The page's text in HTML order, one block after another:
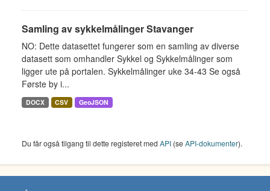
Samling av sykkelmålinger Stavanger
NO: Dette datasettet fungerer som en samling av diverse
datasett som omhandler Sykkel og Sykkelmålinger som
ligger ute på portalen. Sykkelmålinger uke 34-43 Se også
Første by i...
DOCX CSV GeoJSON
Du får også tilgang til dette registeret med API (seAPI-dokumenter).